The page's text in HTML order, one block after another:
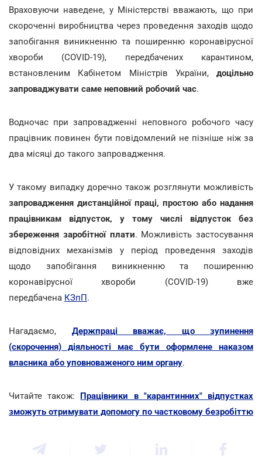
Враховуючи наведене, у Міністерстві вважають, що при
скороченні виробництва через проведення заходів щодо
запобігання виникненню та поширенню коронавірусної
хвороби (COVID-19), передбачених карантином,
встановленим Кабінетом Міністрів України, доцільно
запроваджувати саме неповний робочий час.
Водночас при запровадженні неповного робочого часу
працівник повинен бути повідомлений не пізніше ніж за
два місяці до такого запровадження.
У такому випадку доречно також розглянути можливість
запровадження дистанційної праці, простою або надання
працівникам відпусток, у тому числі відпусток без
збереження заробітної плати. Можливість застосування
відповідних механізмів у період проведення заходів
щодо запобігання виникненню та поширенню
коронавірусної хвороби (COVID-19) вже
передбачена КЗпП.
Нагадаємо, Держпраці вважає, що зупинення
(скорочення) діяльності має бути оформлене наказом
власника або уповноваженого ним органу.
Читайте також: Працівники в "карантинних" відпустках
зможуть отримувати допомогу по частковому безробіттю